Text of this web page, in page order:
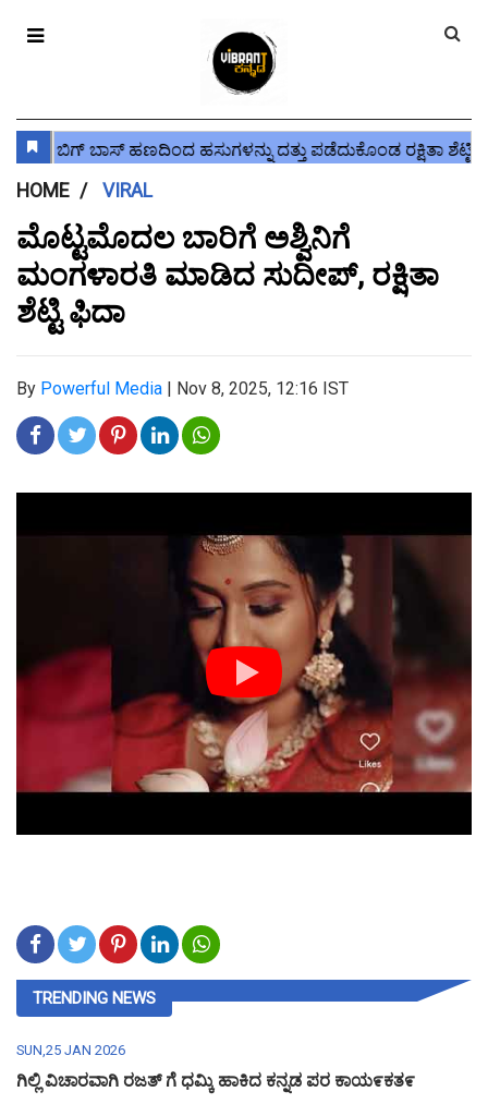
HOME VIRAL
ಮೊಟ್ಟಮೊದಲ ಬಾರಿಗೆ ಅಶ್ವಿನಿಗೆ
ಮಂಗಳಾರತಿ ಮಾಡಿದ ಸುದೀಪ್, ರಕ್ಷಿತಾ
ಶೆಟ್ಟಿ ಫಿದಾ
By Powerful Media | Nov 8, 2025, 12:16 IST
TRENDING NEWS
SUN,25 JAN 2026
ಗಿಲ್ಲಿ ವಿಚಾರವಾಗಿ ರಜತ್ ಗೆ ಧಮ್ಕಿ ಹಾಕಿದ ಕನ್ನಡ ಪರ ಕಾಯ೯ಕತ೯